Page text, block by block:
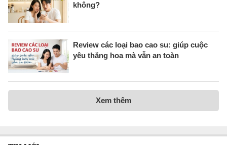
không?
Review các loại bao cao su: giúp cuộc
yêu thăng hoa mà vẫn an toàn
Xem thêm